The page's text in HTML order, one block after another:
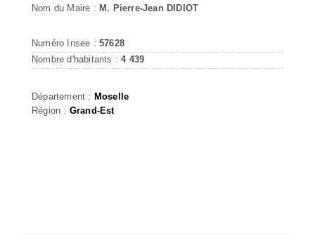
Nom du Maire : M. Pierre-Jean DIDIOT
Numéro Insee : 57628
Nombre d'habitants :4 439
Département : Moselle
Région : Grand-Est